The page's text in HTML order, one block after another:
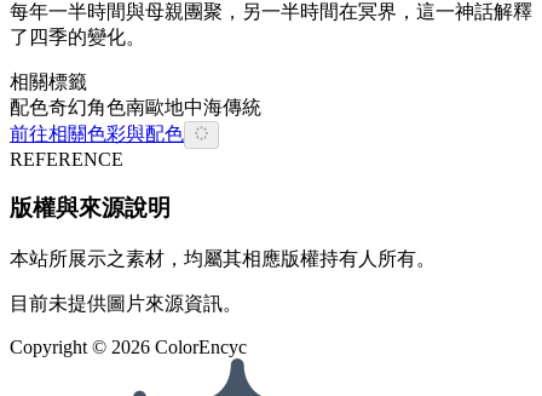
每年一半時間與母親團聚，另一半時間在冥界，這一神話解釋
了四季的變化。
相關標籤
配色奇幻角色南歐地中海傳統
前往相關色彩與配色
REFERENCE
版權與來源說明
本站所展示之素材，均屬其相應版權持有人所有。
目前未提供圖片來源資訊。
Copyright © 2026 ColorEncyc